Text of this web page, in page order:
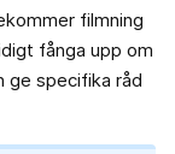
filmning
fånga upp om
ge specifika råd